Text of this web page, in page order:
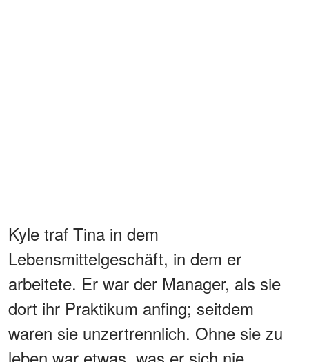
Kyle traf Tina in dem
Lebensmittelgeschäft, in dem er
arbeitete. Er war der Manager, als sie
dort ihr Praktikum anfing; seitdem
waren sie unzertrennlich. Ohne sie zu